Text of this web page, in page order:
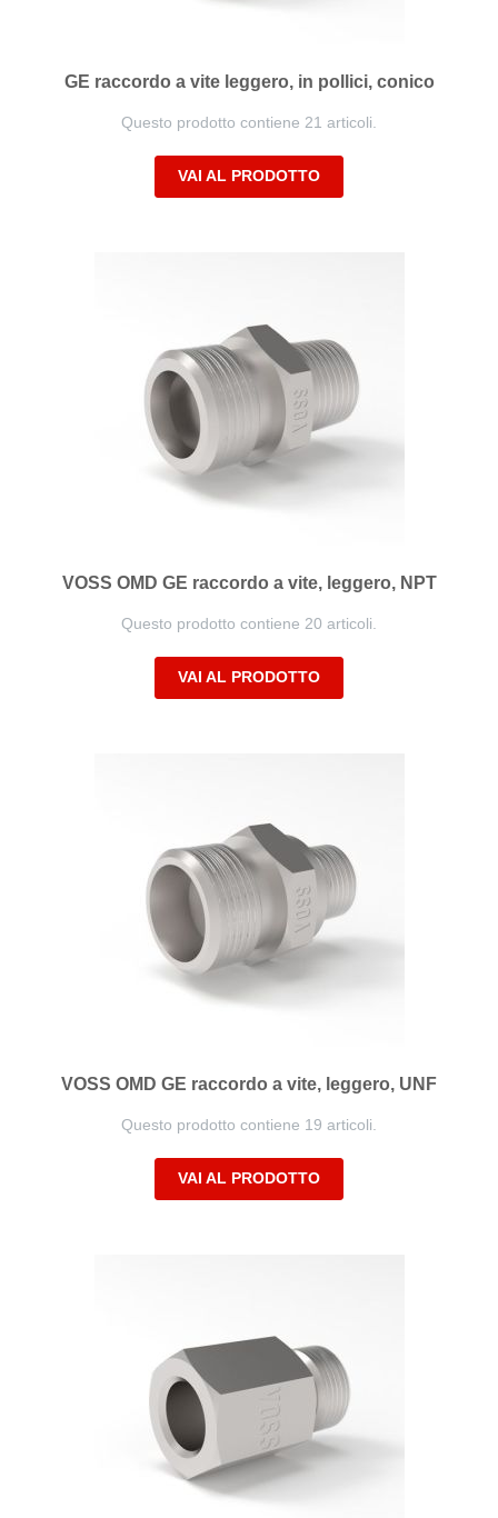
GE raccordo a vite leggero, in pollici, conico
Questo prodotto contiene 21 articoli.
VAI AL PRODOTTO
VOSS OMD GE raccordo a vite, leggero, NPT
Questo prodotto contiene 20 articoli.
VAI AL PRODOTTO
VOSS OMD GE raccordo a vite, leggero, UNF
Questo prodotto contiene 19 articoli.
VAI AL PRODOTTO